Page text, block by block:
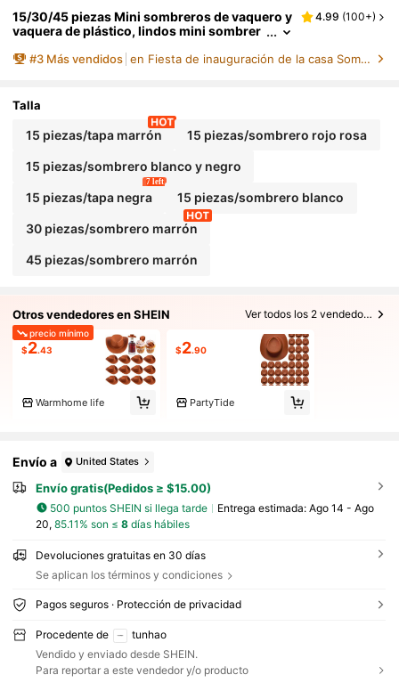
15/30/45 piezas Mini sombreros de vaquero y
vaquera de plástico, lindos mini sombrer
orios de juguete para muñecas, adecuados pa
4.99 (100+)
#3 Más vendidos en Fiesta de inauguración de la casa Sombreros De
Talla
15 piezas/tapa marrón 15 piezas/sombrero rojo rosa
15 piezas/sombrero blanco y negro
15 piezas/tapa negra
7 left
15 piezas/sombrero blanco
30 piezas/sombrero marrón
45 piezas/sombrero marrón
Otros vendedores en SHEIN Ver todos los 2 vendedores
precio mínimo
$2.43
Warmhome life
$2.90
PartyTide
Envío a United States
Envío gratis(Pedidos ≥ $15.00)
500 puntos SHEIN si llega tarde Entrega estimada: Ago 14 - Ago
20, 85.11% son ≤ 8días hábiles
Devoluciones gratuitas en 30 días
Se aplican los términos y condiciones
Pagos seguros · Protección de privacidad
Procedente de
tunhao
Vendido y enviado desde SHEIN.
Para reportar a este vendedor y/o producto